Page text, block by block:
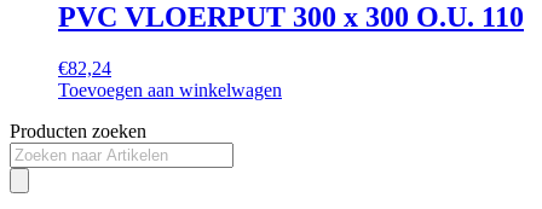
PVC VLOERPUT 300 x 300 O.U. 110
€82,24
Toevoegen aan winkelwagen
Producten zoeken